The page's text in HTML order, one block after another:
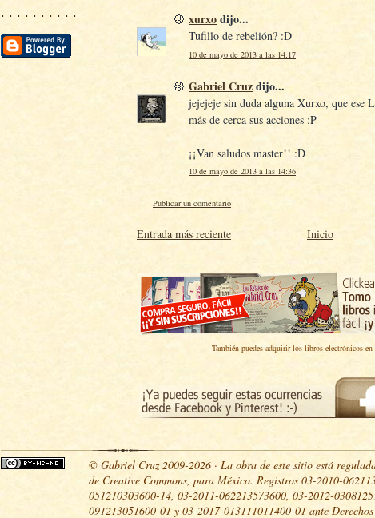
· · · · · · · · · · xurxodijo...
Tufillo de rebelión? :D
10 de mayo de 2013 a las 14:17
Gabriel Cruzdijo...
jejejeje sin duda alguna Xurxo, que ese
más de cerca sus acciones :P
¡¡Van saludos master!! :D
10 de mayo de 2013 a las 14:36
Publicar un comentario
Entrada más reciente Inicio
También puedes adquirir los libros electrónicos en
© Gabriel Cruz 2009-2026 · La obra de este sitio está
de Creative Commons, para México. Registros 03-2010-
051210303600-14, 03-2011-062213573600, 03-2012-
091213051600-01 y 03-2017-013111011400-01 ante